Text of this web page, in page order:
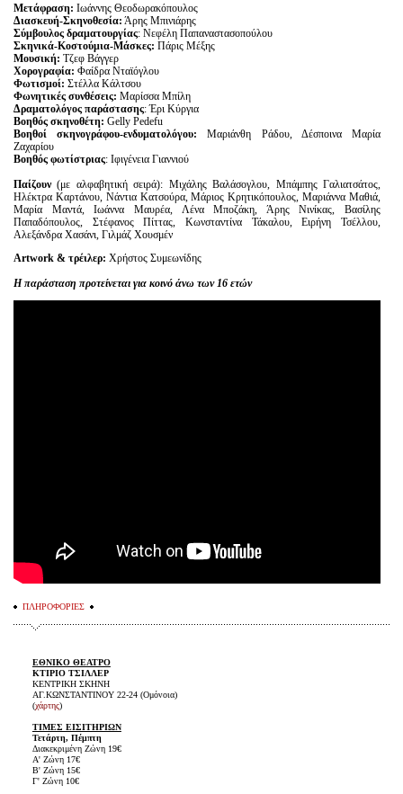
Μετάφραση: Ιωάννης Θεοδωρακόπουλος
Διασκευή-Σκηνοθεσία: Άρης Μπινιάρης
Σύμβουλος δραματουργίας: Νεφέλη Παπαναστασοπούλου
Σκηνικά-Κοστούμια-Μάσκες: Πάρις Μέξης
Μουσική: Τζεφ Βάγγερ
Χορογραφία: Φαίδρα Νταϊόγλου
Φωτισμοί: Στέλλα Κάλτσου
Φωνητικές συνθέσεις: Μαρίσσα Μπίλη
Δραματολόγος παράστασης: Έρι Κύργια
Βοηθός σκηνοθέτη: Gelly Pedefu
Βοηθοί σκηνογράφου-ενδυματολόγου: Μαριάνθη Ράδου, Δέσποινα Μαρία
Ζαχαρίου
Βοηθός φωτίστριας: Ιφιγένεια Γιαννιού
Παίζουν(με αλφαβητική σειρά): Μιχάλης Βαλάσογλου, Μπάμπης Γαλιατσάτος,
Ηλέκτρα Καρτάνου, Νάντια Κατσούρα, Μάριος Κρητικόπουλος, Μαριάννα Μαθιά,
Μαρία Μαντά, Ιωάννα Μαυρέα, Λένα Μποζάκη, Άρης Νινίκας, Βασίλης
Παπαδόπουλος, Στέφανος Πίττας, Κωνσταντίνα Τάκαλου, Ειρήνη Τσέλλου,
Αλεξάνδρα Χασάνι, Γιλμάζ Χουσμέν
Artwork & τρέιλερ: Χρήστος Συμεωνίδης
Η παράσταση προτείνεται για κοινό άνω των 16 ετών
ΠΛΗΡΟΦΟΡΙΕΣ
ΕΘΝΙΚΟ ΘΕΑΤΡΟ
ΚΤΙΡΙΟ ΤΣΙΛΛΕΡ
ΚΕΝΤΡΙΚΗ ΣΚΗΝΗ
ΑΓ.ΚΩΝΣΤΑΝΤΙΝΟΥ 22-24 (Ομόνοια)
(χάρτης)
ΤΙΜΕΣ ΕΙΣΙΤΗΡΙΩΝ
Τετάρτη, Πέμπτη
Διακεκριμένη Ζώνη 19€
Α' Ζώνη 17€
Β' Ζώνη 15€
Γ' Ζώνη 10€